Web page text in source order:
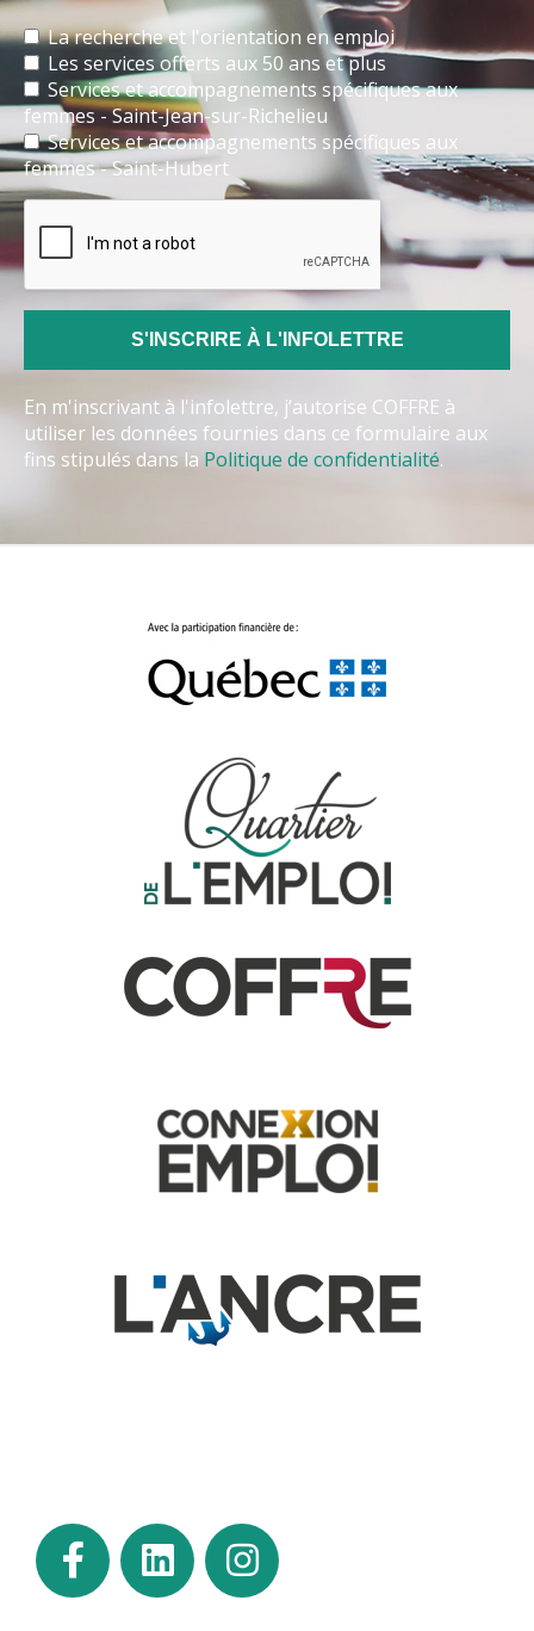
La recherche et l'orientation en emploi
Les services offerts aux 50 ans et plus
Services et accompagnements spécifiques aux
femmes - Saint-Jean-sur-Richelieu
Services et accompagnements spécifiques aux
femmes - Saint-Hubert
En m'inscrivant à l'infolettre, j’autorise COFFRE à
utiliser les données fournies dans ce formulaire aux
fins stipulés dans la Politique de confidentialité.